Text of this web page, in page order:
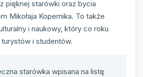
z pięknej starówki oraz bycia
Mikołaja Kopernika. To także
i naukowy, który co roku
i studentów.
starówka wpisana na listę